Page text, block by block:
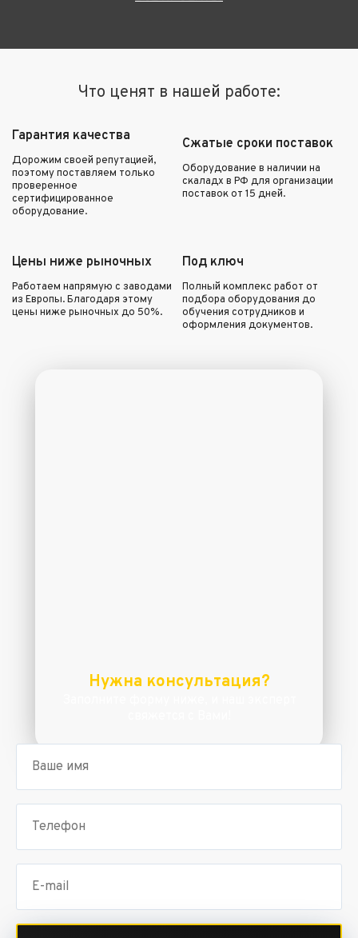
Что ценят в нашей работе:
Гарантия качества
Дорожим своей репутацией,
поэтому поставляем только
проверенное
сертифицированное
оборудование.
Сжатые сроки поставок
Оборудование в наличии на
скаладх в РФ для организации
поставок от 15 дней.
Цены ниже рыночных
Работаем напрямую с заводами
из Европы. Благодаря этому
цены ниже рыночных до 50%.
Под ключ
Полный комплекс работ от
подбора оборудования до
обучения сотрудников и
оформления документов.
Нужна консультация?